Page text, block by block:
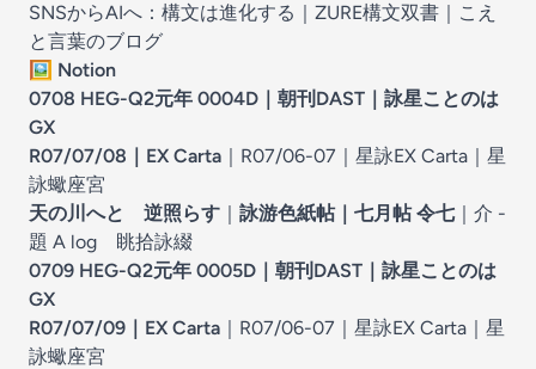
SNSからAIへ：構文は進化する｜ZURE構文双書 ｜ こえ
と言葉のブログ
🖼️ Notion
0708 HEG-Q2元年 0004D ｜ 朝刊DAST｜詠星ことのは
GX
R07/07/08｜EX Carta ｜ R07/06-07｜星詠EX Carta ｜ 星
詠蠍座宮
天の川へと 逆照らす ｜ 詠游色紙帖｜七月帖 令七｜ 介 -
題 A log 眺拾詠綴
0709 HEG-Q2元年 0005D ｜ 朝刊DAST｜詠星ことのは
GX
R07/07/09｜EX Carta ｜ R07/06-07｜星詠EX Carta ｜ 星
詠蠍座宮